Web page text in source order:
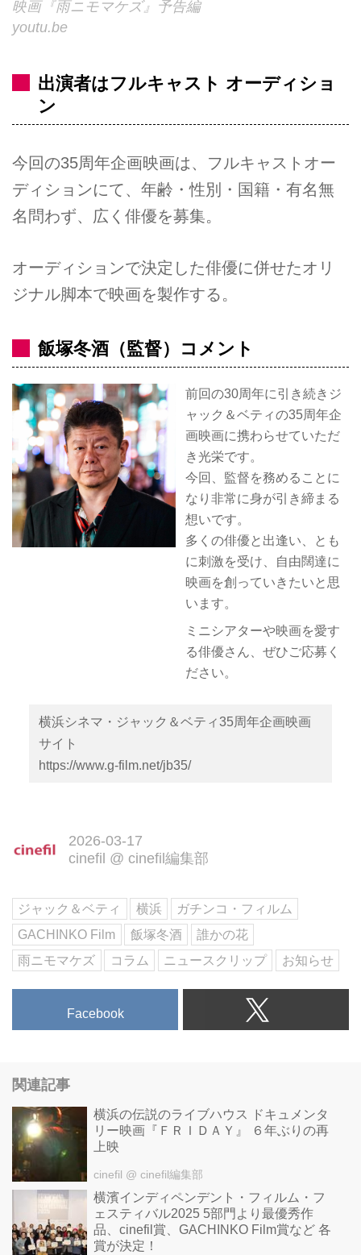
映画『雨ニモマケズ』予告編
youtu.be
出演者はフルキャスト オーディショ
ン
今回の35周年企画映画は、フルキャストオー
ディションにて、年齢・性別・国籍・有名無
名問わず、広く俳優を募集。
オーディションで決定した俳優に併せたオリ
ジナル脚本で映画を製作する。
飯塚冬酒（監督）コメント
前回の30周年に引き続きジ
ャック＆ベティの35周年企
画映画に携わらせていただ
き光栄です。
今回、監督を務めることに
なり非常に身が引き締まる
想いです。
多くの俳優と出逢い、とも
に刺激を受け、自由闊達に
映画を創っていきたいと思
います。
ミニシアターや映画を愛す
る俳優さん、ぜひご応募く
ださい。
横浜シネマ・ジャック＆ベティ35周年企画映画
サイト
https://www.g-film.net/jb35/
2026-03-17
cinefil @ cinefil編集部
ジャック＆ベティ 横浜
ガチンコ・フィルム
GACHINKO Film
飯塚冬酒
誰かの花
雨ニモマケズ
コラム ニュースクリップ お知らせ
Facebook
関連記事
横浜の伝説のライブハウス ドキュメンタ
リー映画『ＦＲＩＤＡＹ』 ６年ぶりの再
上映
cinefil @ cinefil編集部
横濱インディペンデント・フィルム・フ
ェスティバル2025 5部門より最優秀作
品、cinefil賞、GACHINKO Film賞など 各
賞が決定！